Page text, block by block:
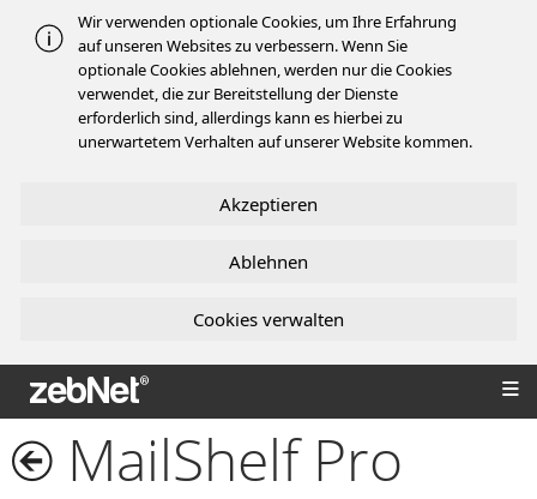
Wir verwenden optionale Cookies, um Ihre Erfahrung
auf unseren Websites zu verbessern. Wenn Sie
optionale Cookies ablehnen, werden nur die Cookies
verwendet, die zur Bereitstellung der Dienste
erforderlich sind, allerdings kann es hierbei zu
unerwartetem Verhalten auf unserer Website kommen.
Akzeptieren
Ablehnen
Cookies verwalten
zebNet®
MailShelf Pro